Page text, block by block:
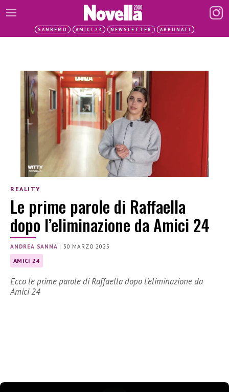
SANREMO AMICI 24 NEWSLETTER ABBONATI
REALITY
Le prime parole di Raffaella
dopo l’eliminazione da Amici 24
ANDREA SANNA |30 MARZO 2025
AMICI 24
Ecco le prime parole di Raffaella dopo l’eliminazione da
Amici 24